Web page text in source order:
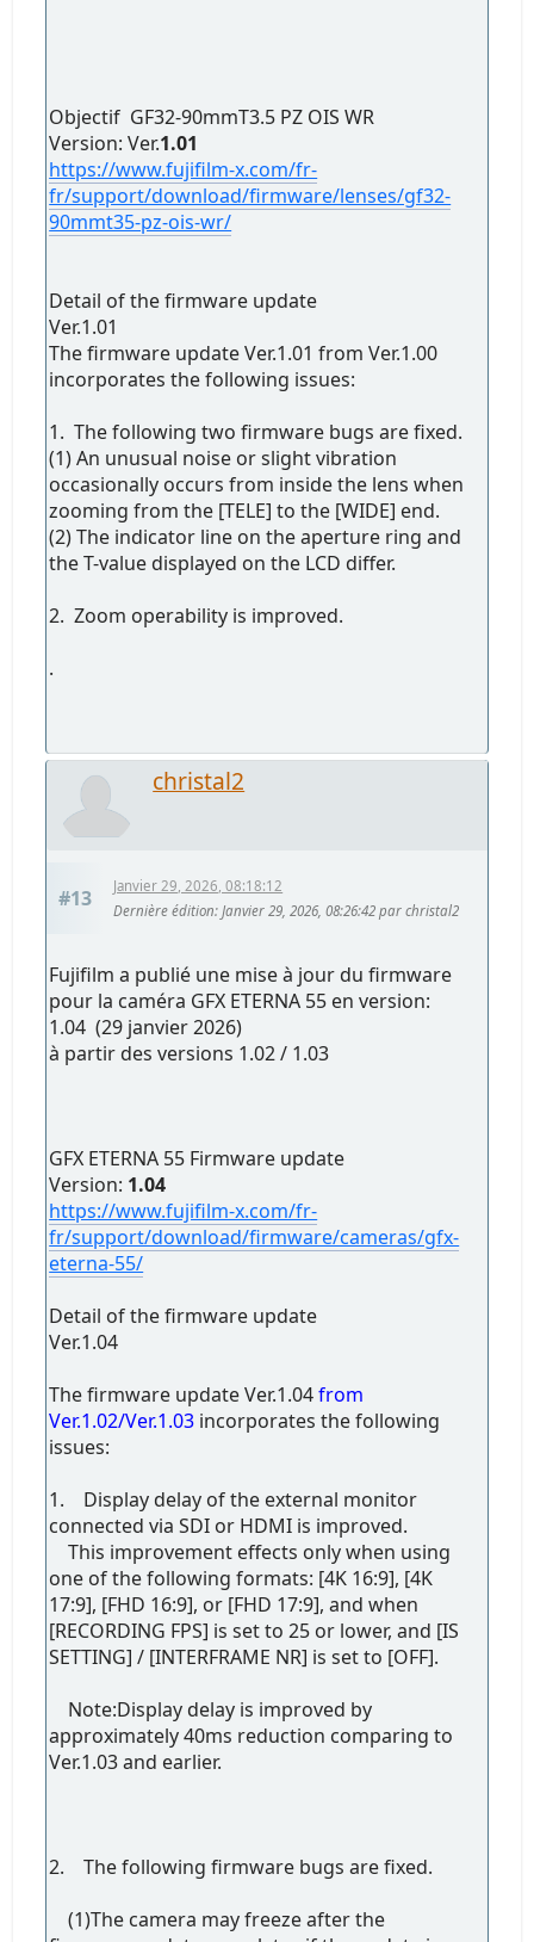
Objectif GF32-90mmT3.5 PZ OIS WR
Version: Ver.1.01
https://www.fujifilm-x.com/fr-
fr/support/download/firmware/lenses/gf32-
90mmt35-pz-ois-wr/
Detail of the firmware update
Ver.1.01
The firmware update Ver.1.01 from Ver.1.00
incorporates the following issues:
1. The following two firmware bugs are fixed.
(1) An unusual noise or slight vibration
occasionally occurs from inside the lens when
zooming from the [TELE] to the [WIDE] end.
(2) The indicator line on the aperture ring and
the T-value displayed on the LCD differ.
2. Zoom operability is improved.
.
christal2
#13
Janvier 29, 2026, 08:18:12
Dernière édition: Janvier 29, 2026, 08:26:42 par christal2
Fujifilm a publié une mise à jour du firmware
pour la caméra GFX ETERNA 55 en version:
1.04 (29 janvier 2026)
à partir des versions 1.02 / 1.03
GFX ETERNA 55 Firmware update
Version: 1.04
https://www.fujifilm-x.com/fr-
fr/support/download/firmware/cameras/gfx-
eterna-55/
Detail of the firmware update
Ver.1.04
The firmware update Ver.1.04from
Ver.1.02/Ver.1.03 incorporates the following
issues:
1. Display delay of the external monitor
connected via SDI or HDMI is improved.
This improvement effects only when using
one of the following formats: [4K 16:9], [4K
17:9], [FHD 16:9], or [FHD 17:9], and when
[RECORDING FPS] is set to 25 or lower, and [IS
SETTING] / [INTERFRAME NR] is set to [OFF].
Note:Display delay is improved by
approximately 40ms reduction comparing to
Ver.1.03 and earlier.
2. The following firmware bugs are fixed.
(1)The camera may freeze after the